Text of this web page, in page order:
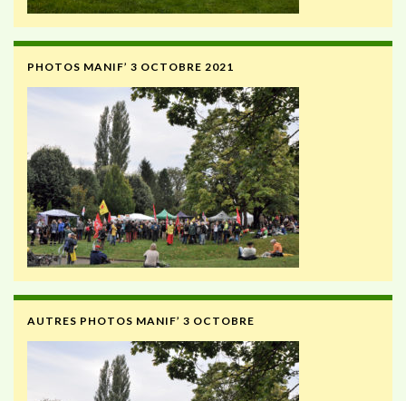
PHOTOS MANIF’ 3 OCTOBRE 2021
AUTRES PHOTOS MANIF’ 3 OCTOBRE